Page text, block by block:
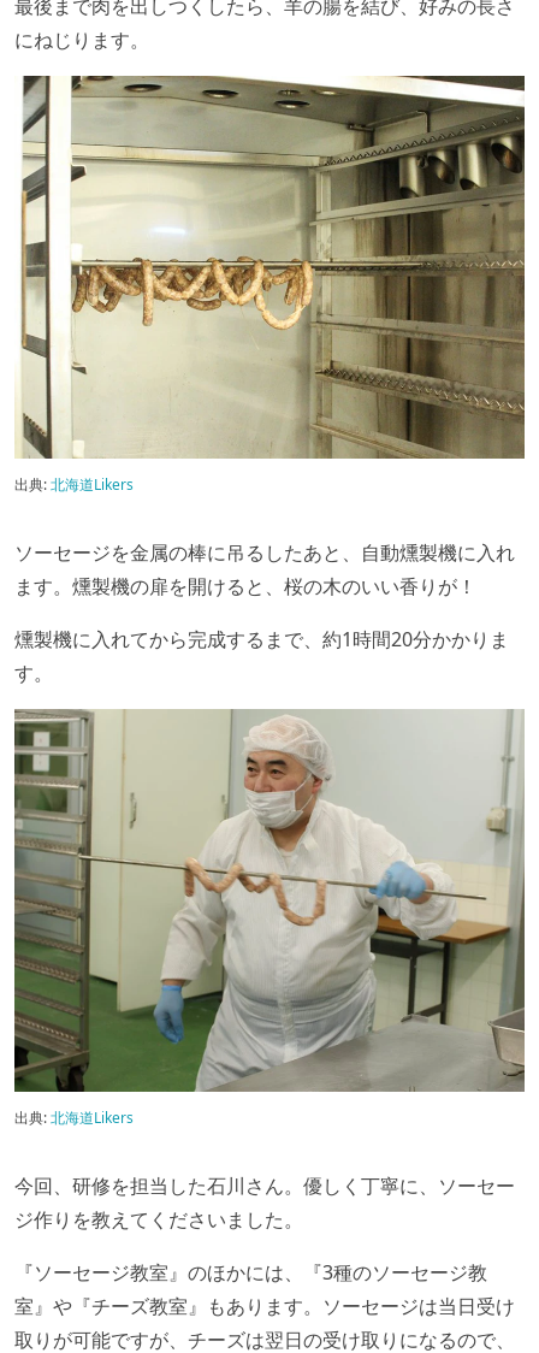
最後まで肉を出しつくしたら、羊の腸を結び、好みの長さ
にねじります。
出典:北海道Likers
ソーセージを金属の棒に吊るしたあと、自動燻製機に入れ
ます。燻製機の扉を開けると、桜の木のいい香りが！
燻製機に入れてから完成するまで、約1時間20分かかりま
す。
出典:北海道Likers
今回、研修を担当した石川さん。優しく丁寧に、ソーセー
ジ作りを教えてくださいました。
『ソーセージ教室』のほかには、『3種のソーセージ教
室』や『チーズ教室』もあります。ソーセージは当日受け
取りが可能ですが、チーズは翌日の受け取りになるので、